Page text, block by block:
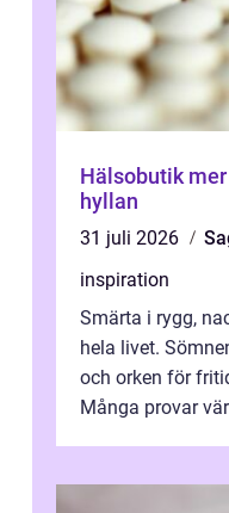
Hälsobutik mer än bara kosttillskott på
hyllan
31 juli 2026
inspiration
Smärta i rygg,
hela livet.
och orken för
Många provar